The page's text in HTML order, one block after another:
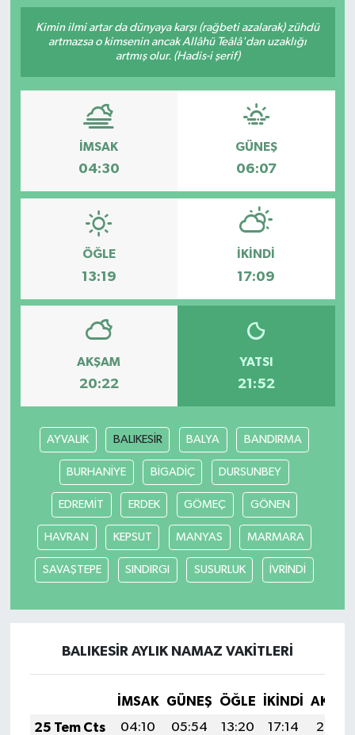
Kimin ilmi artar da dünyaya karşı (rağbeti azalarak) zühdü
artmazsa o kimsenin ancak Allâhü Teâlâ'dan uzaklığı
artmış olur. (Hadis-i şerif)
İMSAK
04:30
GÜNEŞ
06:07
ÖĞLE
13:19
İKINDI
17:09
AKŞAM
20:22
YATSI
21:52
AYVALIK BALIKESİR BALYA BANDIRMA
BURHANİYE BİGADİÇ DURSUNBEY
EDREMİT ERDEK GÖMEÇ GÖNEN
HAVRAN KEPSUT MANYAS MARMARA
SAVAŞTEPE SINDIRGI SUSURLUK İVRİNDİ
BALIKESİR AYLIK NAMAZ VAKITLERI
İMSAK GÜNEŞ ÖĞLE İKINDI
25 Tem Cts
04:10 05:54 13:20 17:14
20:36
RESMİ İLAN